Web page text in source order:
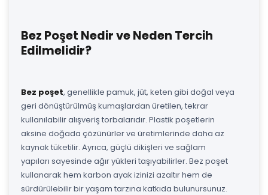
Bez Poşet Nedir ve Neden Tercih
Edilmelidir?
Bez poşet, genellikle pamuk, jüt, keten gibi doğal veya
geri dönüştürülmüş kumaşlardan üretilen, tekrar
kullanılabilir alışveriş torbalarıdır. Plastik poşetlerin
aksine doğada çözünürler ve üretimlerinde daha az
kaynak tüketilir. Ayrıca, güçlü dikişleri ve sağlam
yapıları sayesinde ağır yükleri taşıyabilirler. Bez poşet
kullanarak hem karbon ayak izinizi azaltır hem de
sürdürülebilir bir yaşam tarzına katkıda bulunursunuz.